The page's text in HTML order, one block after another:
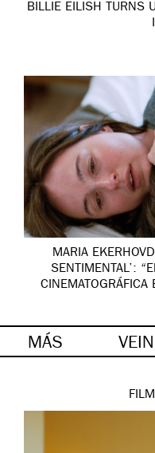
BILLIE EILISH TURNS
MARIA
SENTIMENTAL’:
CINEMATOGRÁFICA
MÁS VEIN